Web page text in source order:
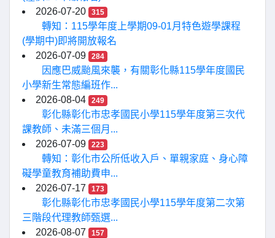
2026-07-20
315
轉知：115學年度上學期09-01月特色遊學課程
(學期中)即將開放報名
2026-07-09
284
因應巴威颱風來襲，有關彰化縣115學年度國民
小學新生常態編班作...
2026-08-04
249
彰化縣彰化市忠孝國民小學115學年度第三次代
課教師、未滿三個月...
2026-07-09
223
轉知：彰化市公所低收入戶、單親家庭、身心障
礙學童教育補助費申...
2026-07-17
173
彰化縣彰化市忠孝國民小學115學年度第二次第
三階段代理教師甄選...
2026-08-07
157